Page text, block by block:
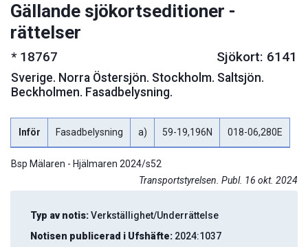
Gällande sjökortseditioner -
rättelser
* 18767 Sjökort: 6141
Sverige. Norra Östersjön. Stockholm. Saltsjön.
Beckholmen. Fasadbelysning.
Inför Fasadbelysning a) 59-19,196N 018-06,280E
Bsp Mälaren - Hjälmaren 2024/s52
Transportstyrelsen. Publ. 16 okt. 2024
Typ av notis:Verkställighet/Underrättelse
Notisen publicerad i Ufshäfte: 2024:1037